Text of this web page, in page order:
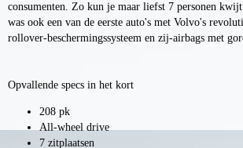
consumenten. Zo kun je maar liefst 7 personen
was ook een van de eerste auto's met Volvo's
rollover-beschermingssysteem en zij-airbags met
Opvallende specs in het kort
208 pk
All-wheel drive
7 zitplaatsen